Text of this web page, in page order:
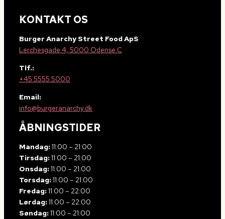
KONTAKT OS
Burger Anarchy Street Food ApS
Lerchesgade 4, 5000 Odense C
Tlf.:
+45 5555 5000
Email:
info@burgeranarchy.dk
ÅBNINGSTIDER
Mandag:11:00 – 21:00
Tirsdag:11:00 – 21:00
Onsdag:11:00 – 21:00
Torsdag:11:00 – 21:00
Fredag:11:00 – 22:00
Lørdag:11:00 – 22:00
Søndag:11:00 – 21:00